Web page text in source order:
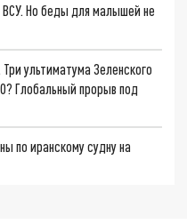
Но беды для малышей не
ультиматума Зеленского
Глобальный прорыв под
по иранскому судну на